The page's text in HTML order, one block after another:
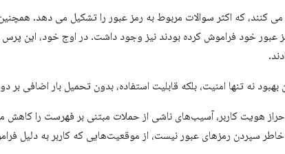
کنند، که اکثر سوالات مربوط به رمز عبور را تشکیل می دهد.
عبور خود فراموش کرده بودند نیز وجود داشت. در اوج خود، این
احراز هویت کاربر، آسیب‌های ناشی از حملات مبتنی بر فهرست را کاهش
سپردن رمزهای عبور نیست، از موقعیت‌هایی که کاربر به دلیل